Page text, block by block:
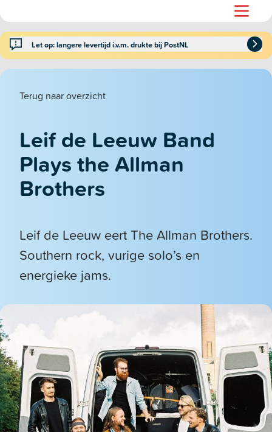
Let op: langere levertijd i.v.m. drukte bij PostNL
Terug naar overzicht
Leif de Leeuw Band
Plays the Allman
Brothers
Leif de Leeuw eert The Allman Brothers.
Southern rock, vurige solo’s en
energieke jams.